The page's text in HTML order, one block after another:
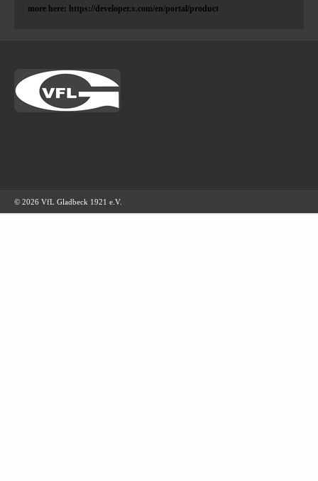
more here: https://developer.x.com/en/portal/product
© 2026 VfL Gladbeck 1921 e.V.